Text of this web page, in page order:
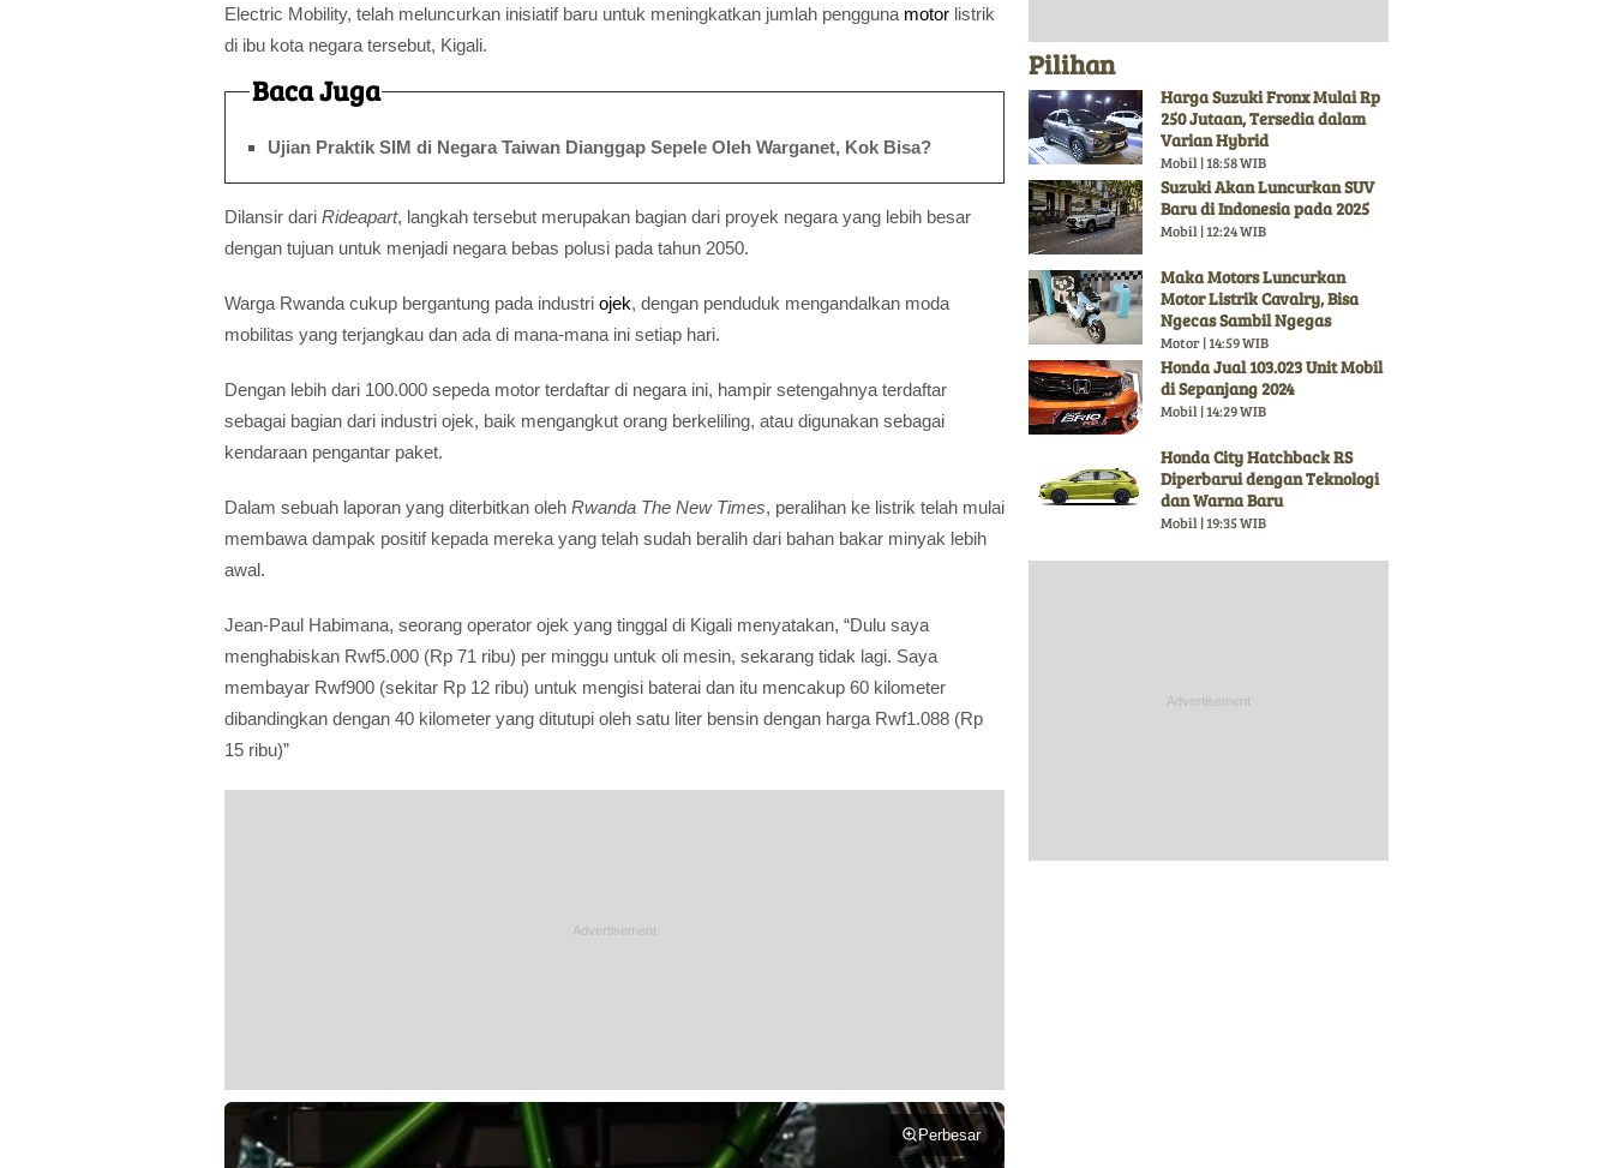
Electric Mobility, telah meluncurkan inisiatif baru untuk meningkatkan jumlah pengguna motor listrik
di ibu kota negara tersebut, Kigali.
Baca Juga
Ujian Praktik SIM di Negara Taiwan Dianggap Sepele Oleh Warganet, Kok Bisa?
Dilansir dari Rideapart, langkah tersebut merupakan bagian dari proyek negara yang lebih besar
dengan tujuan untuk menjadi negara bebas polusi pada tahun 2050.
Warga Rwanda cukup bergantung pada industri ojek, dengan penduduk mengandalkan moda
mobilitas yang terjangkau dan ada di mana-mana ini setiap hari.
Dengan lebih dari 100.000 sepeda motor terdaftar di negara ini, hampir setengahnya terdaftar
sebagai bagian dari industri ojek, baik mengangkut orang berkeliling, atau digunakan sebagai
kendaraan pengantar paket.
Dalam sebuah laporan yang diterbitkan oleh Rwanda The New Times, peralihan ke listrik telah mulai
membawa dampak positif kepada mereka yang telah sudah beralih dari bahan bakar minyak lebih
awal.
Jean-Paul Habimana, seorang operator ojek yang tinggal di Kigali menyatakan, “Dulu saya
menghabiskan Rwf5.000 (Rp 71 ribu) per minggu untuk oli mesin, sekarang tidak lagi. Saya
membayar Rwf900 (sekitar Rp 12 ribu) untuk mengisi baterai dan itu mencakup 60 kilometer
dibandingkan dengan 40 kilometer yang ditutupi oleh satu liter bensin dengan harga Rwf1.088 (Rp
15 ribu)”
Perbesar
Pilihan
Harga Suzuki Fronx Mulai Rp
250 Jutaan, Tersedia dalam
Varian Hybrid
Mobil | 18:58 WIB
Suzuki Akan Luncurkan SUV
Baru di Indonesia pada 2025
Mobil | 12:24 WIB
Maka Motors Luncurkan
Motor Listrik Cavalry, Bisa
Ngecas Sambil Ngegas
Motor | 14:59 WIB
Honda Jual 103.023 Unit Mobil
di Sepanjang 2024
Mobil | 14:29 WIB
Honda City Hatchback RS
Diperbarui dengan Teknologi
dan Warna Baru
Mobil | 19:35 WIB